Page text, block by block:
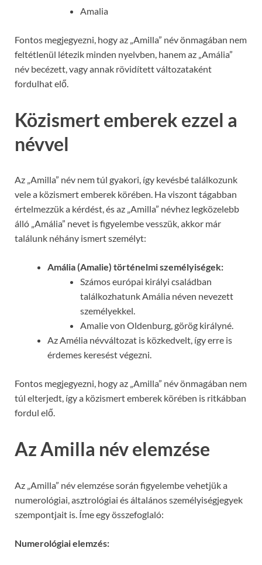
Amalia
Fontos megjegyezni, hogy az „Amilla” név önmagában nem
feltétlenül létezik minden nyelvben, hanem az „Amália”
név becézett, vagy annak rövidített változataként
fordulhat elő.
Közismert emberek ezzel a
névvel
Az „Amilla” név nem túl gyakori, így kevésbé találkozunk
vele a közismert emberek körében. Ha viszont tágabban
értelmezzük a kérdést, és az „Amilla” névhez legközelebb
álló „Amália” nevet is figyelembe vesszük, akkor már
találunk néhány ismert személyt:
Amália (Amalie) történelmi személyiségek:
Számos európai királyi családban
találkozhatunk Amália néven nevezett
személyekkel.
Amalie von Oldenburg, görög királyné.
Az Amélia névváltozat is közkedvelt, így erre is
érdemes keresést végezni.
Fontos megjegyezni, hogy az „Amilla” név önmagában nem
túl elterjedt, így a közismert emberek körében is ritkábban
fordul elő.
Az Amilla név elemzése
Az „Amilla” név elemzése során figyelembe vehetjük a
numerológiai, asztrológiai és általános személyiségjegyek
szempontjait is. Íme egy összefoglaló:
Numerológiai elemzés: